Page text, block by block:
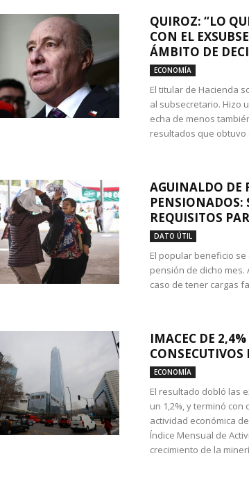
QUIROZ: “LO
CON EL
ÁMBITO DE
ECONOMÍA
El titular de Hacienda
al subsecretario. Hizo
echa de menos
resultados que obtuvo
AGUINALDO DE
PENSIONADOS:
REQUISITOS
DATO ÚTIL
El popular beneficio
pensión de dicho
caso de tener cargas
IMACEC DE
CONSECUTIVOS
ECONOMÍA
El resultado dobló las
un 1,2%, y terminó
actividad económica
Índice Mensual de
crecimiento de la